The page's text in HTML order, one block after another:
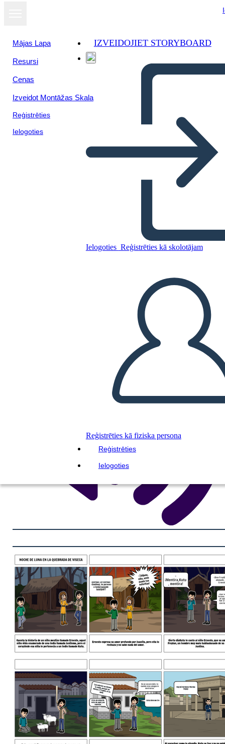
Mājas Lapa
Resursi
Cenas
Izveidot Montāžas Skala
Reģistrēties
Ielogoties
IZVEIDOJIET STORYBOARD
Ielogoties Reģistrēties kā skolotājam
Reģistrēties kā fiziska persona
Reģistrēties
Ielogoties
Untitled Storyboard
IZVEIDOT STĀSTU SHĒMU
ATSKAŅOT SLAIDRĀDI
IZLASI MAN
Skatīt kā
slaidrādi